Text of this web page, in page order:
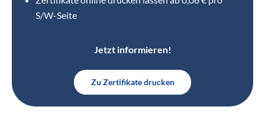
S/W-Seite
Jetzt informieren!
Zu Zertifikate drucken